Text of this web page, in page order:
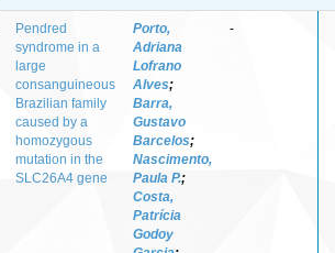
Pendred
syndrome in a
large
consanguineous
Brazilian family
caused by a
homozygous
mutation in the
SLC26A4 gene
Porto,
Adriana
Lofrano
Alves;
Barra,
Gustavo
Barcelos;
Nascimento,
Paula P.;
Costa,
Patrícia
Godoy
-